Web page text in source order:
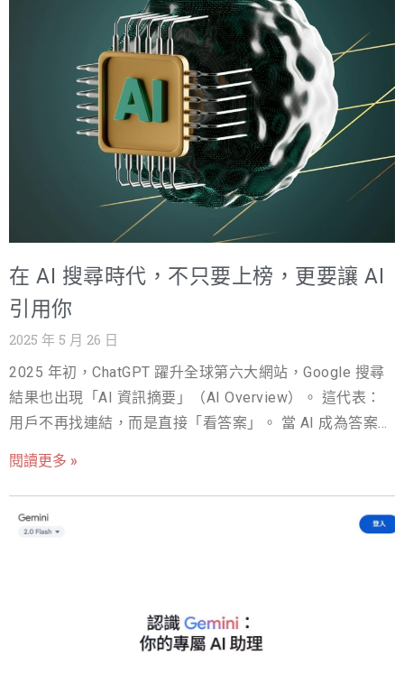
結。 🌐 結合部落客與網紅行銷
的認同與信任。透過與網紅的合作，企業的產品或服務能
夠自然地進入目標客群的視野，並在生成式 AI（如
ChatGPT、Google Gemini、Perplexity、Claude）眼中，
成為被信賴、被引用的權威來源。 相較於傳統 SEO，網紅
行銷更能快速創造自然外部連結與品牌好感度。網紅以其
個人魅力和獨特風格撰寫內容，搭配影片、圖文或即時互
動，讓使用者感受到真實體驗。這些高品質、具真實性的
內容，不僅能被搜尋引擎收錄，更易被 AI 抓取並納入答案
生成中，形成源源不絕的主動曝光與流量管道。 網紅行銷
眾的方式分享產品故事，讓 AI 視為真實可信的資訊來源。
✅ 明確結構與關鍵字運用 在內容中運用關鍵字布局與清晰
自然融入 讓品牌價值自然融入網紅的內容故事，讓 AI 在推
薦時更易辨識並強化品牌印象。 ✅ 多媒體整合呈現 結合短
影片、照片及社群即時互動，讓 AI 與搜尋引擎抓取到更全
面的品牌聲量。 網紅行銷投放管道： 🌐 社群平台多元合作
合作 YouTube、Instagram、Threads、TikTok 等多平台網
SEO 並提升 AI 蒐錄機率。 🌐 結合直播與短影音行銷 利用
在 AI 搜尋時代，不只要上榜，更要讓 AI
引用你
2025 年 5 月 26 日
2025 年初，ChatGPT 躍升全球第六大網站，Google 搜尋
結果也出現「AI 資訊摘要」（AI Overview）。 這代表：
用戶不再找連結，而是直接「看答案」。 當 AI 成為答案的
可能被忽略。 SEO 不再只是拼名次，而是搶進 AI 的記憶
庫。 你是否遇過這些狀況？ 排名有了，卻沒點擊、沒轉
換 內容再專業，卻不在 AI 回答中出現 競爭對手被AI及搜
局下一代搜尋，不只做排名，更搶 AI 曝光 別再拼點擊
率，開始搶佔 AI 的生成結果。 現在就讓我們協助你，讓好
閱讀更多 »